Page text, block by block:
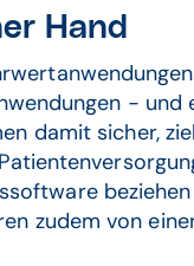
Hand
−
damit sicher,
zudem von